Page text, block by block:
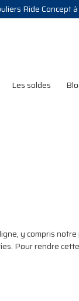
Ride Concept
Les soldes
y compris
Pour rendre